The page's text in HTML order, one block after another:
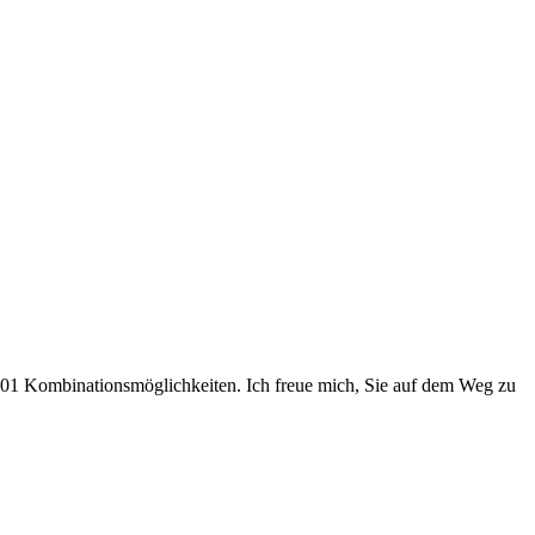
Kombinationsmöglichkeiten. Ich freue mich, Sie auf dem Weg zu